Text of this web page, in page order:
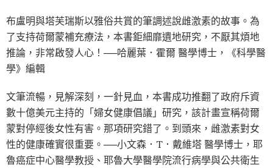
布盧明與塔芙瑞斯以雅俗共賞的筆調述說雌激素的故事。為
了支持荷爾蒙補充療法，本書鉅細靡遺地研究，不厭其煩地
推論，非常啟發人心！──哈麗葉．霍爾 醫學博士，《科學醫
學》編輯
文筆流暢，見解深刻，一針見血，本書成功推翻了政府斥資
數十億美元主持的「婦女健康倡議」研究，該計畫宣稱荷爾
蒙對停經後女性有害。那項研究錯了。到頭來，雌激素對女
性的健康確實很重要。──小文森．T．戴維塔 醫學博士，耶
魯癌症中心醫學教授、耶魯大學醫學院流行病學與公共衛生